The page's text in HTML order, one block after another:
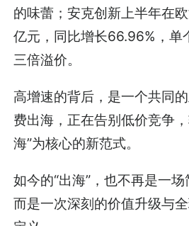
的味蕾；安克创新上半年在
亿元，同比增长66.96%，单
三倍溢价。
高增速的背后，是一个共同
费出海，正在告别低价竞争
海”为核心的新范式。
如今的“出海”，也不再是一场
而是一次深刻的价值升级与